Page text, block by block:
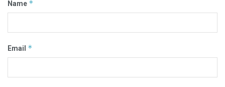
Name *
Email *